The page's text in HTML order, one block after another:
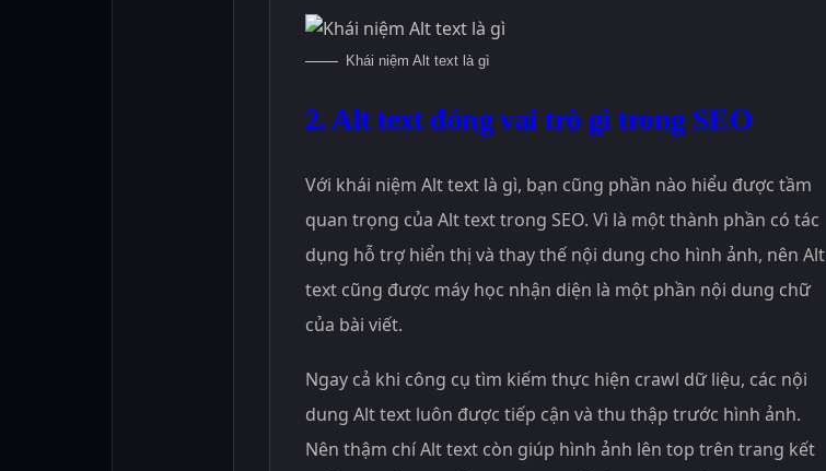
Khái niệm Alt text là gì
2. Alt text đóng vai trò gì trong SEO
Với khái niệm Alt text là gì, bạn cũng phần nào hiểu được tầm
quan trọng của Alt text trong SEO. Vì là một thành phần có tác
dụng hỗ trợ hiển thị và thay thế nội dung cho hình ảnh, nên Alt
text cũng được máy học nhận diện là một phần nội dung chữ
của bài viết.
Ngay cả khi công cụ tìm kiếm thực hiện crawl dữ liệu, các nội
dung Alt text luôn được tiếp cận và thu thập trước hình ảnh.
Nên thậm chí Alt text còn giúp hình ảnh lên top trên trang kết